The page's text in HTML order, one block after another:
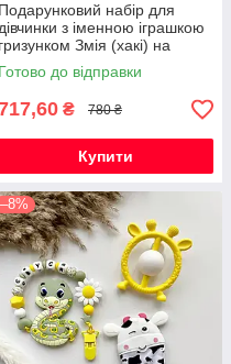
Подарунковий набір для
з іменною іграшкою
гризунком Змія (хакі) на
виписку, хрестини, півроку
Готово до відправки
₴ 780 ₴
Купити
–8%